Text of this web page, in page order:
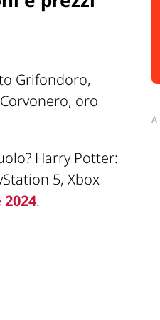
Grifondoro,
oro
Harry Potter:
5, Xbox
.